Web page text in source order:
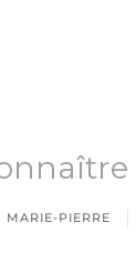
MARIE-PIERRE